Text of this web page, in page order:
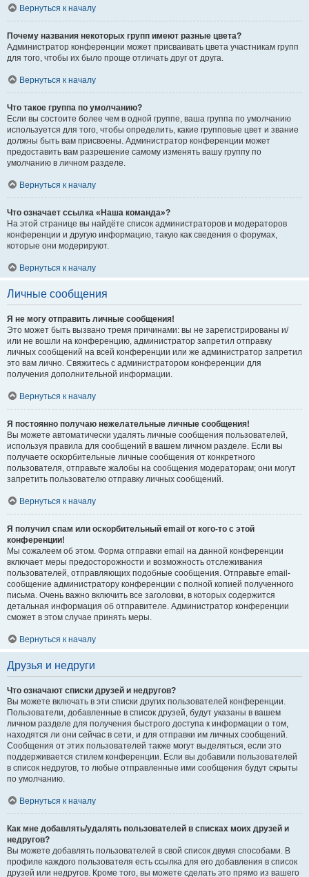
Вернуться к началу
Почему названия некоторых групп имеют разные цвета?
Администратор конференции может присваивать цвета участникам групп
для того, чтобы их было проще отличать друг от друга.
Вернуться к началу
Что такое группа по умолчанию?
Если вы состоите более чем в одной группе, ваша группа по умолчанию
используется для того, чтобы определить, какие групповые цвет и звание
должны быть вам присвоены. Администратор конференции может
предоставить вам разрешение самому изменять вашу группу по
умолчанию в личном разделе.
Вернуться к началу
Что означает ссылка «Наша команда»?
На этой странице вы найдёте список администраторов и модераторов
конференции и другую информацию, такую как сведения о форумах,
которые они модерируют.
Вернуться к началу
Личные сообщения
Я не могу отправить личные сообщения!
Это может быть вызвано тремя причинами: вы не зарегистрированы и/
или не вошли на конференцию, администратор запретил отправку
личных сообщений на всей конференции или же администратор запретил
это вам лично. Свяжитесь с администратором конференции для
получения дополнительной информации.
Вернуться к началу
Я постоянно получаю нежелательные личные сообщения!
Вы можете автоматически удалять личные сообщения пользователей,
используя правила для сообщений в вашем личном разделе. Если вы
получаете оскорбительные личные сообщения от конкретного
пользователя, отправьте жалобы на сообщения модераторам; они могут
запретить пользователю отправку личных сообщений.
Вернуться к началу
Я получил спам или оскорбительный email от кого-то с этой
конференции!
Мы сожалеем об этом. Форма отправки email на данной конференции
включает меры предосторожности и возможность отслеживания
пользователей, отправляющих подобные сообщения. Отправьте email-
сообщение администратору конференции с полной копией полученного
письма. Очень важно включить все заголовки, в которых содержится
детальная информация об отправителе. Администратор конференции
сможет в этом случае принять меры.
Вернуться к началу
Друзья и недруги
Что означают списки друзей и недругов?
Вы можете включать в эти списки других пользователей конференции.
Пользователи, добавленные в список друзей, будут указаны в вашем
личном разделе для получения быстрого доступа к информации о том,
находятся ли они сейчас в сети, и для отправки им личных сообщений.
Сообщения от этих пользователей также могут выделяться, если это
поддерживается стилем конференции. Если вы добавили пользователей
в список недругов, то любые отправленные ими сообщения будут скрыты
по умолчанию.
Вернуться к началу
Как мне добавлять/удалять пользователей в списках моих друзей и
недругов?
Вы можете добавлять пользователей в свой список двумя способами. В
профиле каждого пользователя есть ссылка для его добавления в список
друзей или недругов. Кроме того, вы можете сделать это прямо из вашего